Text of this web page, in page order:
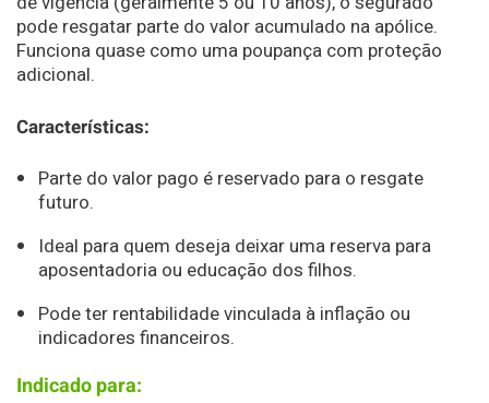
pode resgatar parte do valor acumulado na apólice.
Funciona quase como uma poupança com proteção
adicional.
Características:
Parte do valor pago é reservado para o resgate
futuro.
Ideal para quem deseja deixar uma reserva para
aposentadoria ou educação dos filhos.
Pode ter rentabilidade vinculada à inflação ou
indicadores financeiros.
Indicado para: